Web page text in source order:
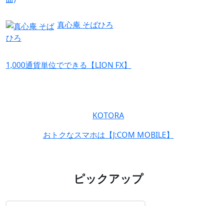
真心庵 そばひろ
1,000通貨単位でできる【LION FX】
KOTORA
おトクなスマホは【J:COM MOBILE】
ピックアップ